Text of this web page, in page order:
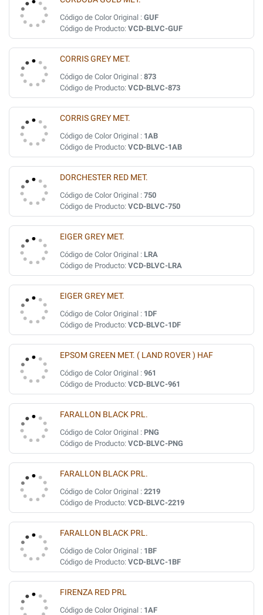
Código de Color Original : GUF
Código de Producto: VCD-BLVC-GUF
CORRIS GREY MET.
Código de Color Original : 873
Código de Producto: VCD-BLVC-873
CORRIS GREY MET.
Código de Color Original : 1AB
Código de Producto: VCD-BLVC-1AB
DORCHESTER RED MET.
Código de Color Original : 750
Código de Producto: VCD-BLVC-750
EIGER GREY MET.
Código de Color Original : LRA
Código de Producto: VCD-BLVC-LRA
EIGER GREY MET.
Código de Color Original : 1DF
Código de Producto: VCD-BLVC-1DF
EPSOM GREEN MET. ( LAND ROVER ) HAF
Código de Color Original : 961
Código de Producto: VCD-BLVC-961
FARALLON BLACK PRL.
Código de Color Original : PNG
Código de Producto: VCD-BLVC-PNG
FARALLON BLACK PRL.
Código de Color Original : 2219
Código de Producto: VCD-BLVC-2219
FARALLON BLACK PRL.
Código de Color Original : 1BF
Código de Producto: VCD-BLVC-1BF
FIRENZA RED PRL
Código de Color Original : 1AF